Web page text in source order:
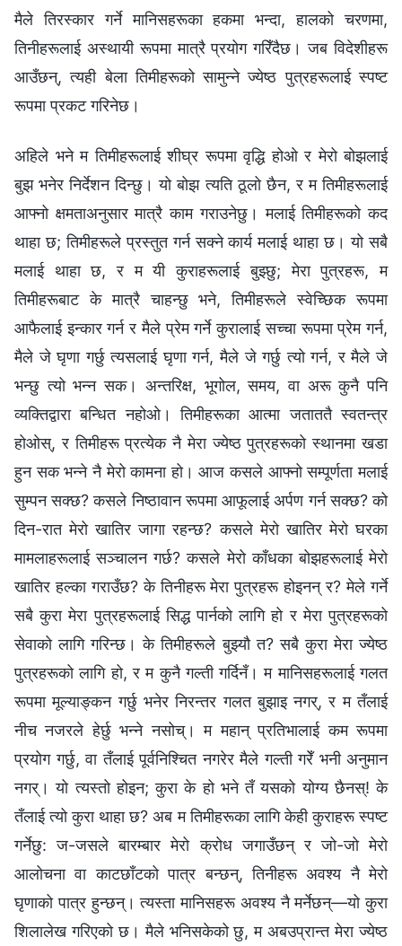
मैले तिरस्कार गर्ने मानिसहरूका हकमा भन्दा, हालको चरणमा,
तिनीहरूलाई अस्थायी रूपमा मात्रै प्रयोग गरिँदैछ। जब विदेशीहरू
आउँछन्, त्यही बेला तिमीहरूको सामुन्ने ज्येष्ठ पुत्रहरूलाई स्पष्ट
रूपमा प्रकट गरिनेछ।
अहिले भने म तिमीहरूलाई शीघ्र रूपमा वृद्धि होओ र मेरो बोझलाई
बुझ भनेर निर्देशन दिन्छु। यो बोझ त्यति ठूलो छैन, र म तिमीहरूलाई
आफ्‍नो क्षमताअनुसार मात्रै काम गराउनेछु। मलाई तिमीहरूको कद
थाहा छ; तिमीहरूले प्रस्तुत गर्न सक्‍ने कार्य मलाई थाहा छ। यो सबै
मलाई थाहा छ, र म यी कुराहरूलाई बुझ्छु; मेरा पुत्रहरू, म
तिमीहरूबाट के मात्रै चाहन्छु भने, तिमीहरूले स्वेच्छिक रूपमा
आफैलाई इन्कार गर्न र मैले प्रेम गर्ने कुरालाई सच्‍चा रूपमा प्रेम गर्न,
मैले जे घृणा गर्छु त्यसलाई घृणा गर्न, मैले जे गर्छु त्यो गर्न, र मैले जे
भन्छु त्यो भन्‍न सक। अन्तरिक्ष, भूगोल, समय, वा अरू कुनै पनि
व्यक्तिद्वारा बन्धित नहोओ। तिमीहरूका आत्मा जताततै स्वतन्त्र
होओस्, र तिमीहरू प्रत्येक नै मेरा ज्येष्ठ पुत्रहरूको स्थानमा खडा
हुन सक भन्‍ने नै मेरो कामना हो। आज कसले आफ्‍नो सम्पूर्णता मलाई
सुम्‍पन सक्छ? कसले निष्ठावान रूपमा आफूलाई अर्पण गर्न सक्छ? को
दिन-रात मेरो खातिर जागा रहन्छ? कसले मेरो खातिर मेरो घरका
मामलाहरूलाई सञ्‍चालन गर्छ? कसले मेरो काँधका बोझहरूलाई मेरो
खातिर हल्का गराउँछ? के तिनीहरू मेरा पुत्रहरू होइनन् र? मेले गर्ने
सबै कुरा मेरा पुत्रहरूलाई सिद्ध पार्नको लागि हो र मेरा पुत्रहरूको
सेवाको लागि गरिन्छ। के तिमीहरूले बुझ्यौ त? सबै कुरा मेरा ज्येष्ठ
पुत्रहरूको लागि हो, र म कुनै गल्ती गर्दिनँ। म मानिसहरूलाई गलत
रूपमा मूल्याङ्कन गर्छु भनेर निरन्तर गलत बुझाइ नगर्, र म तँलाई
नीच नजरले हेर्छु भन्‍ने नसोच्। म महान् प्रतिभालाई कम रूपमा
प्रयोग गर्छु, वा तँलाई पूर्वनिश्चित नगरेर मैले गल्ती गरेँ भनी अनुमान
नगर्। यो त्यस्तो होइन; कुरा के हो भने तँ यसको योग्य छैनस्! के
तँलाई त्यो कुरा थाहा छ? अब म तिमीहरूका लागि केही कुराहरू स्पष्ट
गर्नेछु: ज-जसले बारम्‍बार मेरो क्रोध जगाउँछन् र जो-जो मेरो
आलोचना वा काटछाँटको पात्र बन्छन्, तिनीहरू अवश्य नै मेरो
घृणाको पात्र हुन्छन्। त्यस्ता मानिसहरू अवश्य नै मर्नेछन्—यो कुरा
शिलालेख गरिएको छ। मैले भनिसकेको छु, म अबउप्रान्त मेरा ज्येष्ठ